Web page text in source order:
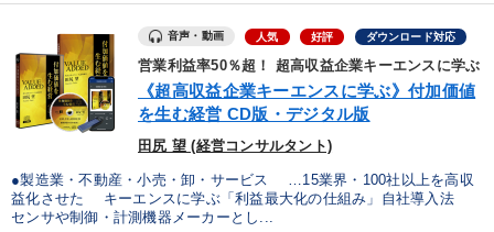
音声・動画 人気 好評 ダウンロード対応
営業利益率50％超！ 超高収益企業キーエンスに学ぶ
《超高収益企業キーエンスに学ぶ》付加価値
を生む経営 CD版・デジタル版
田尻 望 (経営コンサルタント)
●製造業・不動産・小売・卸・サービス …15業界・100社以上を高収
益化させた キーエンスに学ぶ「利益最大化の仕組み」自社導入法
センサや制御・計測機器メーカーとし...